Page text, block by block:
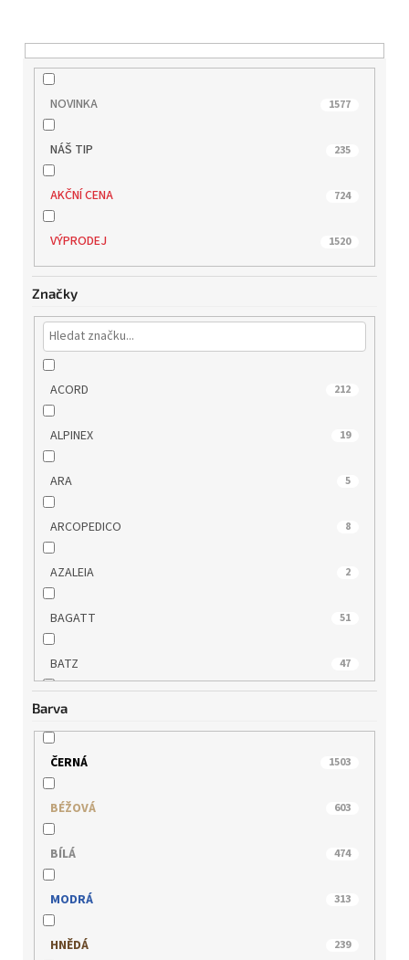
NOVINKA 1577
NÁŠ TIP 235
AKČNÍ CENA 724
VÝPRODEJ 1520
Značky
ACORD 212
ALPINEX 19
ARA 5
ARCOPEDICO 8
AZALEIA 2
BAGATT 51
BATZ 47
BUGATTI
CAPRICE 405
EPICA 5
GERRY WEBER 8
HISPANITAS 108
HÖGL 100
Barva
ČERNÁ 1503
BÉŽOVÁ 603
BÍLÁ 474
MODRÁ 313
HNĚDÁ 239